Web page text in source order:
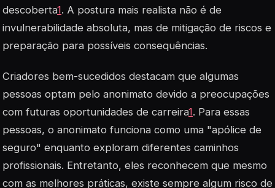
descoberta1. A postura mais realista não é de
invulnerabilidade absoluta, mas de mitigação de riscos e
preparação para possíveis consequências.
Criadores bem-sucedidos destacam que algumas
pessoas optam pelo anonimato devido a preocupações
com futuras oportunidades de carreira1. Para essas
pessoas, o anonimato funciona como uma "apólice de
seguro" enquanto exploram diferentes caminhos
profissionais. Entretanto, eles reconhecem que mesmo
com as melhores práticas, existe sempre algum risco de